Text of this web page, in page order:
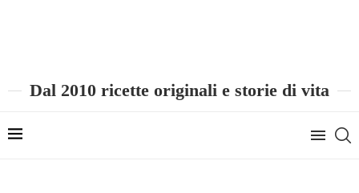
Dal 2010 ricette originali e storie di vita